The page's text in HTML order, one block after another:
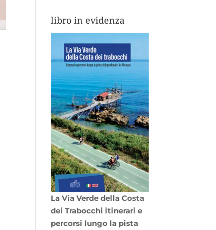
libro in evidenza
La Via Verde della Costa
dei Trabocchi itinerari e
percorsi lungo la pista